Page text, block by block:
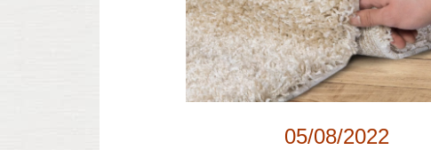
05/08/2022